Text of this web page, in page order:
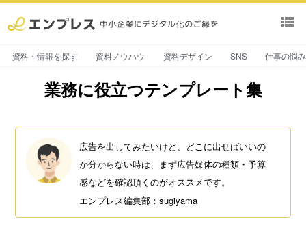
view_list
資料・情報を探す 資料ノウハウ 資料デザイン SNS 仕事の悩
業務に役立つテンプレート集
広告を出してみたいけど、どこに出せばいいの
か分からない時は、まず広告媒体の種類・予算
感などを確認頂くのがオススメです。
エンプレス編集部：sugiyama